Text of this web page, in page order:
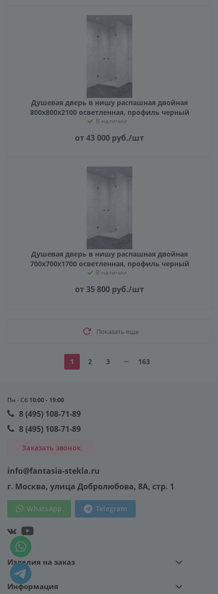
Душевая дверь в нишу распашная двойная
800х800х2100 осветленная, профиль черный
В наличии
от 43 000 руб./шт
Душевая дверь в нишу распашная двойная
700х700х1700 осветленная, профиль черный
В наличии
от 35 800 руб./шт
Показать еще
1 2 3 163
Пн - Сб 10:00 - 19:00
8 (495) 108-71-89
8 (495) 108-71-89
Заказать звонок
info@fantasia-stekla.ru
г. Москва, улица Добролюбова, 8А, стр. 1
WhatsApp Telegram
Изделия на заказ
Информация